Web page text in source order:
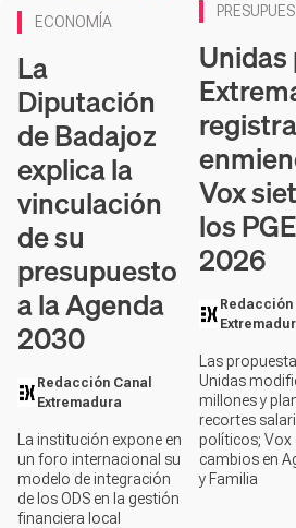
ECONOMÍA
La
Diputación
de Badajoz
explica la
vinculación
de su
presupuesto
a la Agenda
2030
Redacción Canal
Extremadura
La institución expone en
un foro internacional su
modelo de integración
de los ODS en la gestión
financiera local
Vox
los
2026
Redacción
Las
Unidas
millones y
recortes
políticos; Vox
cambios en
y Familia